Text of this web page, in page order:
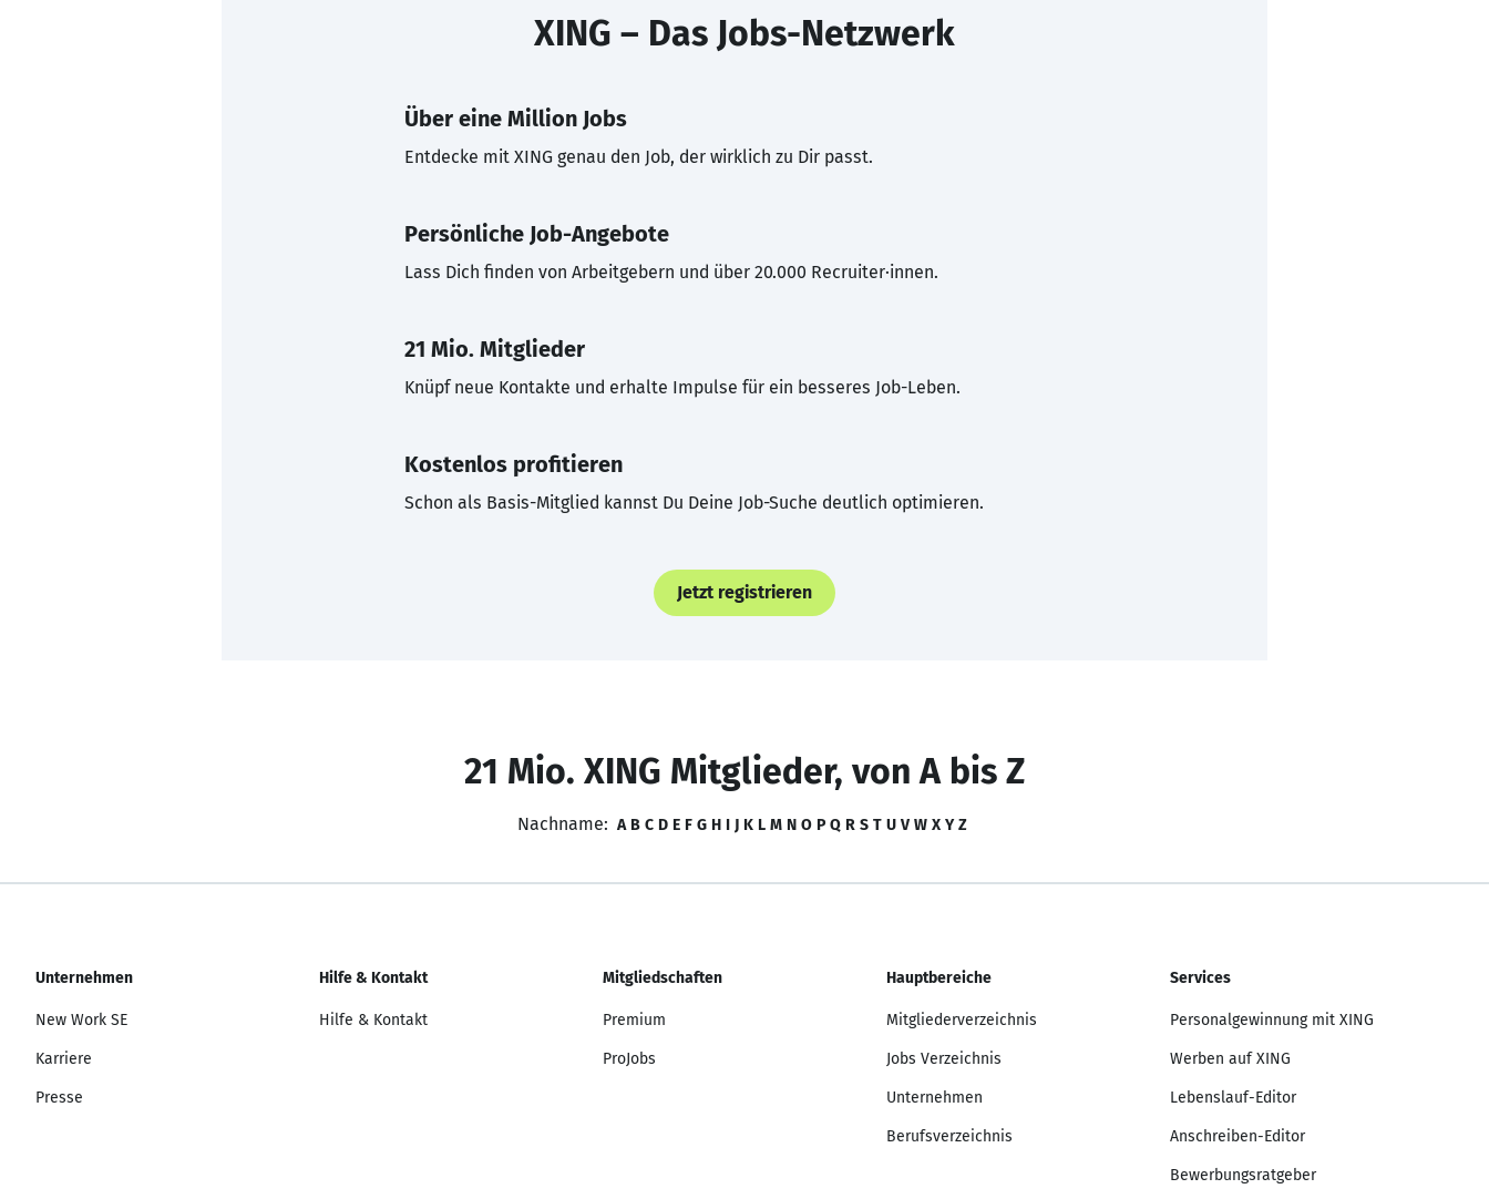
XING – Das Jobs-Netzwerk
Über eine Million Jobs
Entdecke mit XING genau den Job, der wirklich zu Dir passt.
Persönliche Job-Angebote
Lass Dich finden von Arbeitgebern und über 20.000 Recruiter·innen.
21 Mio. Mitglieder
Knüpf neue Kontakte und erhalte Impulse für ein besseres Job-Leben.
Kostenlos profitieren
Schon als Basis-Mitglied kannst Du Deine Job-Suche deutlich optimieren.
Jetzt registrieren
21 Mio. XING Mitglieder, von A bis Z
Nachname: A B C D E F G H I J K L M N O P Q R S T U V W X Y Z
Unternehmen
New Work SE
Karriere
Presse
Hilfe & Kontakt
Hilfe & Kontakt
Mitgliedschaften
Premium
ProJobs
Hauptbereiche
Mitgliederverzeichnis
Jobs Verzeichnis
Unternehmen
Berufsverzeichnis
Services
Personalgewinnung mit XING
Werben auf XING
Lebenslauf-Editor
Anschreiben-Editor
Bewerbungsratgeber